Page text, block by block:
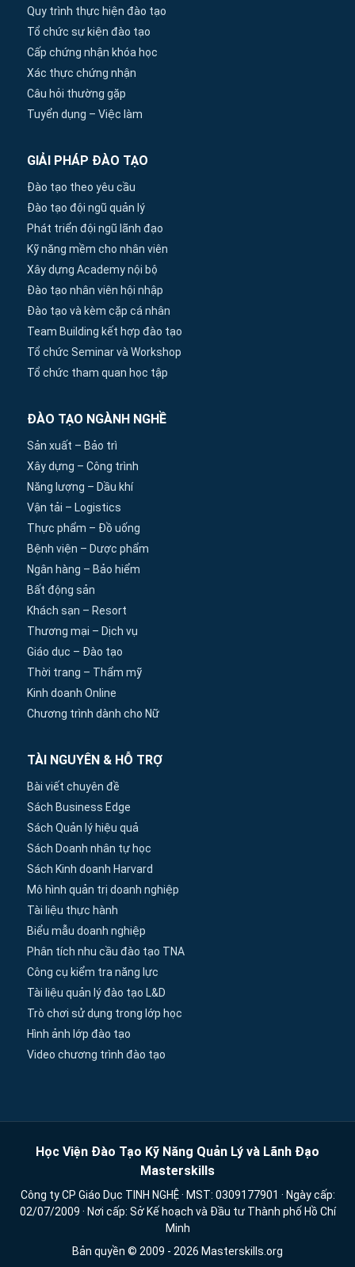
Quy trình thực hiện đào tạo
Tổ chức sự kiện đào tạo
Cấp chứng nhận khóa học
Xác thực chứng nhận
Câu hỏi thường gặp
Tuyển dụng – Việc làm
GIẢI PHÁP ĐÀO TẠO
Đào tạo theo yêu cầu
Đào tạo đội ngũ quản lý
Phát triển đội ngũ lãnh đạo
Kỹ năng mềm cho nhân viên
Xây dựng Academy nội bộ
Đào tạo nhân viên hội nhập
Đào tạo và kèm cặp cá nhân
Team Building kết hợp đào tạo
Tổ chức Seminar và Workshop
Tổ chức tham quan học tập
ĐÀO TẠO NGÀNH NGHỀ
Sản xuất – Bảo trì
Xây dựng – Công trình
Năng lượng – Dầu khí
Vận tải – Logistics
Thực phẩm – Đồ uống
Bệnh viện – Dược phẩm
Ngân hàng – Bảo hiểm
Bất động sản
Khách sạn – Resort
Thương mại – Dịch vụ
Giáo dục – Đào tạo
Thời trang – Thẩm mỹ
Kinh doanh Online
Chương trình dành cho Nữ
TÀI NGUYÊN & HỖ TRỢ
Bài viết chuyên đề
Sách Business Edge
Sách Quản lý hiệu quả
Sách Doanh nhân tự học
Sách Kinh doanh Harvard
Mô hình quản trị doanh nghiệp
Tài liệu thực hành
Biểu mẫu doanh nghiệp
Phân tích nhu cầu đào tạo TNA
Công cụ kiểm tra năng lực
Tài liệu quản lý đào tạo L&D
Trò chơi sử dụng trong lớp học
Hình ảnh lớp đào tạo
Video chương trình đào tạo
Học Viện Đào Tạo Kỹ Năng Quản Lý và Lãnh Đạo
Masterskills
Công ty CP Giáo Dục TINH NGHỆ · MST: 0309177901 · Ngày cấp:
02/07/2009 · Nơi cấp: Sở Kế hoạch và Đầu tư Thành phố Hồ Chí
Minh
Bản quyền © 2009 - 2026 Masterskills.org